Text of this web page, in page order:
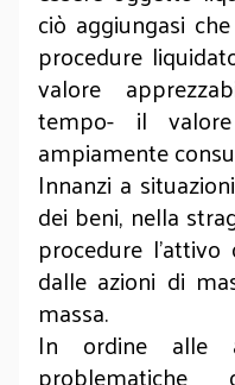
ciò aggiungasi
procedure
valore
tempo- il
ampiamente
Innanzi a
dei beni, nella
procedure
dalle azioni di
massa.
In ordine alle